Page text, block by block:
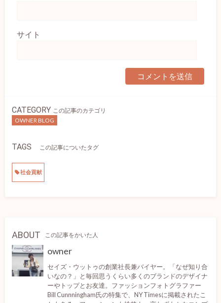
サイト
CATEGORY この記事のカテゴリ
OWNER BLOG
TAGS この記事についたタグ
社会貢献
ABOUT この記事をかいた人
owner
セイズ・ウットゥの創業社長兼バイヤー。「なぜ知り合
いなの？」と毎回思うくらい多くのブランドのデザイナ
ーやトップとお友達。ファッションフォトグラファー
Bill Cunnningham氏の特集で、NY Timesに掲載されたこ